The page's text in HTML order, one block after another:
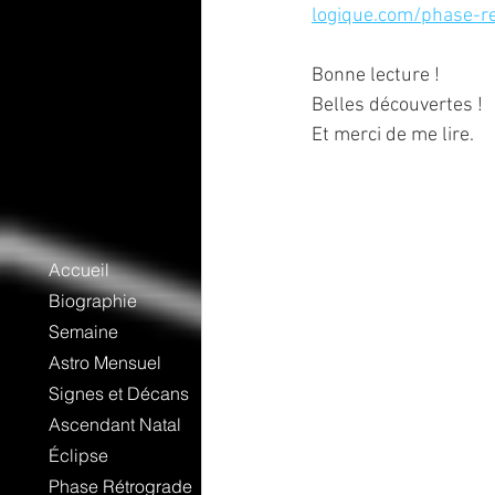
Accueil
Biographie
Semaine
Astro Mensuel
Signes et Décans
Ascendant Natal
Éclipse
Phase Rétrograde
logique.com/phase-
Bonne lecture !
Belles découvertes !
Et merci de me lire.